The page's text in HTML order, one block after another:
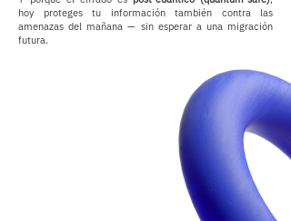
hoy proteges tu información también contra las
amenazas del mañana — sin esperar a una migración
futura.